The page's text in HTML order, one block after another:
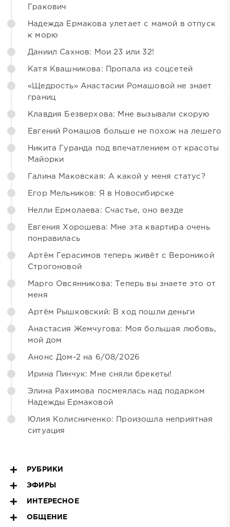
Гракович
Надежда Ермакова улетает с мамой в отпуск
к морю
Даниил Сахнов: Мои 23 или 32!
Катя Квашникова: Пропала из соцсетей
«Щедрость» Анастасии Ромашовой не знает
границ
Клавдия Безверхова: Мне вызывали скорую
Евгений Ромашов больше не похож на лешего
Никита Гуранда под впечатлением от красоты
Майорки
Галина Маковская: А какой у меня статус?
Егор Мельников: Я в Новосибирске
Нелли Ермолаева: Счастье, оно везде
Евгения Хорошева: Мне эта квартира очень
понравилась
Артём Герасимов теперь живёт с Вероникой
Строгоновой
Марго Овсянникова: Теперь вы знаете это от
меня
Артём Рышковский: В ход пошли деньги
Анастасия Жемчугова: Моя большая любовь,
мой дом
Анонс Дом-2 на 6/08/2026
Ирина Пинчук: Мне сняли брекеты!
Элина Рахимова посмеялась над подарком
Надежды Ермаковой
Юлия Колисниченко: Произошла неприятная
ситуация
РУБРИКИ
ЭФИРЫ
ИНТЕРЕСНОЕ
ОБЩЕНИЕ